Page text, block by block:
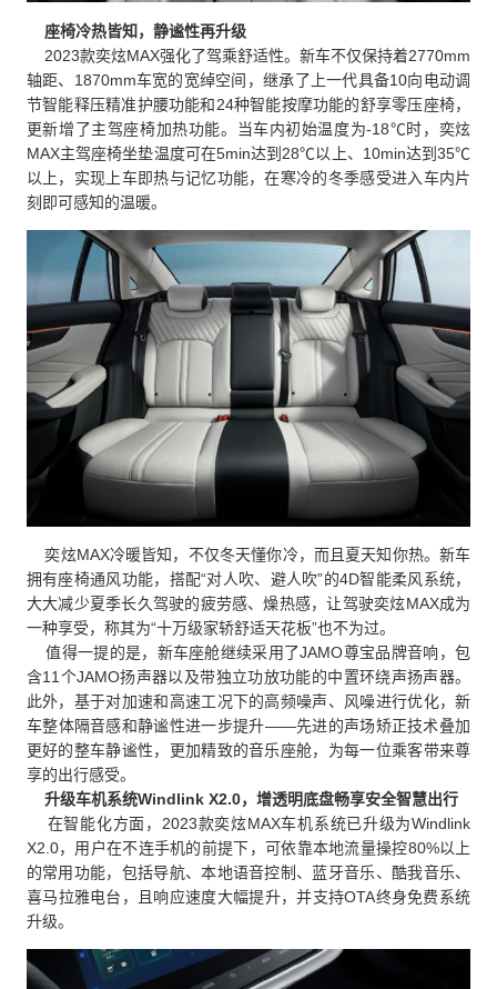
座椅冷热皆知，静谧性再升级
2023款奕炫MAX强化了驾乘舒适性。新车不仅保持着2770mm
轴距、1870mm车宽的宽绰空间，继承了上一代具备10向电动调
节智能释压精准护腰功能和24种智能按摩功能的舒享零压座椅，
更新增了主驾座椅加热功能。当车内初始温度为-18℃时，奕炫
MAX主驾座椅坐垫温度可在5min达到28℃以上、10min达到35℃
以上，实现上车即热与记忆功能，在寒冷的冬季感受进入车内片
刻即可感知的温暖。
奕炫MAX冷暖皆知，不仅冬天懂你冷，而且夏天知你热。新车
拥有座椅通风功能，搭配“对人吹、避人吹”的4D智能柔风系统，
大大减少夏季长久驾驶的疲劳感、燥热感，让驾驶奕炫MAX成为
一种享受，称其为“十万级家轿舒适天花板”也不为过。
值得一提的是，新车座舱继续采用了JAMO尊宝品牌音响，包
含11个JAMO扬声器以及带独立功放功能的中置环绕声扬声器。
此外，基于对加速和高速工况下的高频噪声、风噪进行优化，新
车整体隔音感和静谧性进一步提升——先进的声场矫正技术叠加
更好的整车静谧性，更加精致的音乐座舱，为每一位乘客带来尊
享的出行感受。
升级车机系统Windlink X2.0，增透明底盘畅享安全智慧出行
在智能化方面，2023款奕炫MAX车机系统已升级为Windlink
X2.0，用户在不连手机的前提下，可依靠本地流量操控80%以上
的常用功能，包括导航、本地语音控制、蓝牙音乐、酷我音乐、
喜马拉雅电台，且响应速度大幅提升，并支持OTA终身免费系统
升级。